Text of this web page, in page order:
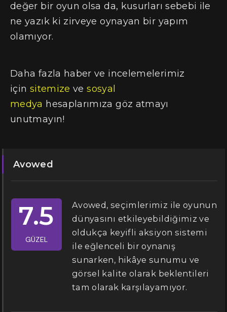
değer bir oyun olsa da, kusurları sebebi ile
ne yazık ki zirveye oynayan bir yapım
olamıyor.
Daha fazla haber ve incelemelerimiz
için sitemize vesosyal
medya hesaplarımıza göz atmayı
unutmayın!
Avowed
7.5
GÜZEL
Avowed, seçimlerimiz ile oyunun
dünyasını etkileyebildiğimiz ve
oldukça keyifli aksiyon sistemi
ile eğlenceli bir oynanış
sunarken, hikâye sunumu ve
görsel kalite olarak beklentileri
tam olarak karşılayamıyor.